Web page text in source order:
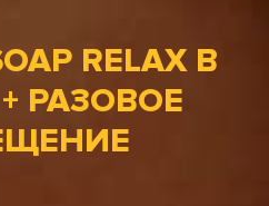
RELAX В
РАЗОВОЕ